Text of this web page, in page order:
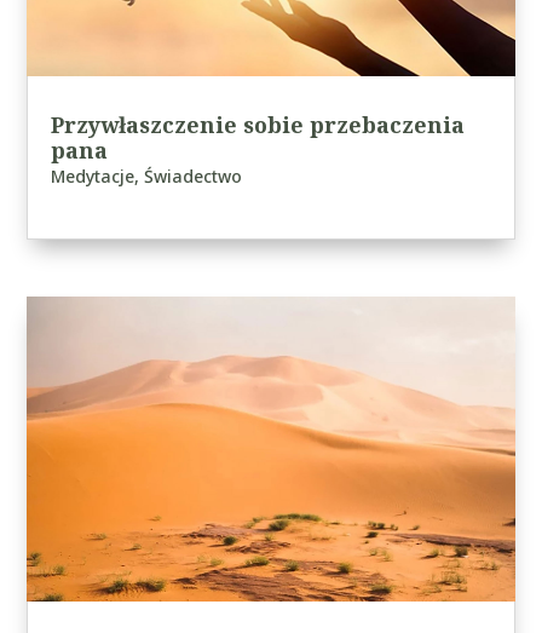
Przywłaszczenie sobie przebaczenia
pana
Medytacje,Świadectwo